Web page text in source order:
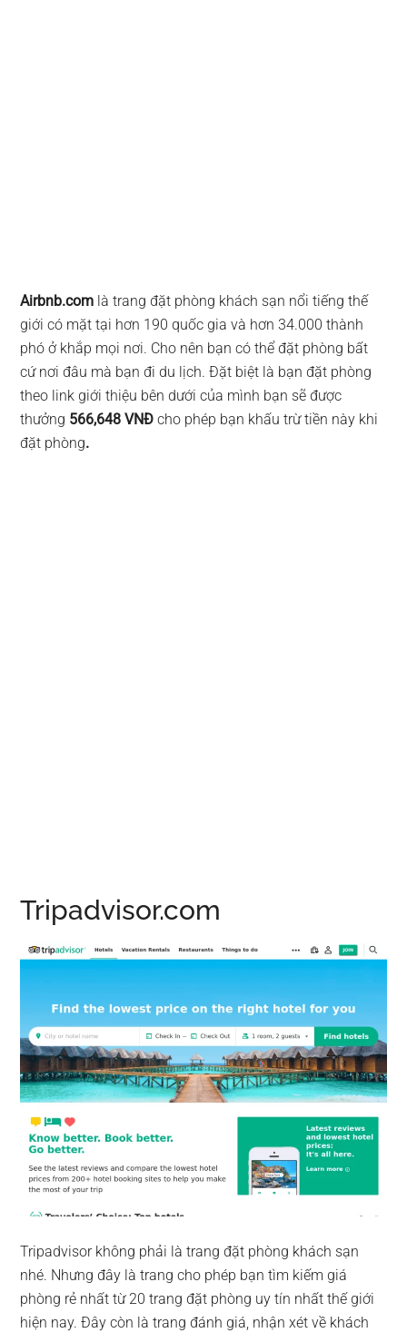
Airbnb.com là trang đặt phòng khách sạn nổi tiếng thế
giới có mặt tại hơn 190 quốc gia và hơn 34.000 thành
phó ở khắp mọi nơi. Cho nên bạn có thể đặt phòng bất
cứ nơi đâu mà bạn đi du lịch. Đặt biệt là bạn đặt phòng
theo link giới thiệu bên dưới của mình bạn sẽ được
thưởng 566,648 VNĐ cho phép bạn khấu trừ tiền này khi
đặt phòng.
Tripadvisor.com
Tripadvisor không phải là trang đặt phòng khách sạn
nhé. Nhưng đây là trang cho phép bạn tìm kiếm giá
phòng rẻ nhất từ 20 trang đặt phòng uy tín nhất thế giới
hiện nay. Đây còn là trang đánh giá, nhận xét về khách